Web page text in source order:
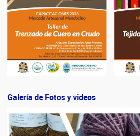
Galería de Fotosy videos